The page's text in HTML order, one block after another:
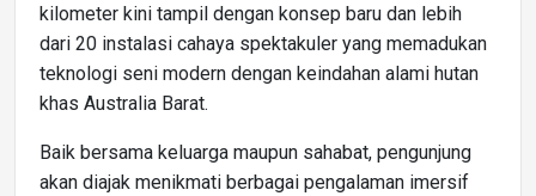
kilometer kini tampil dengan konsep baru dan lebih
dari 20 instalasi cahaya spektakuler yang memadukan
teknologi seni modern dengan keindahan alami hutan
khas Australia Barat.
Baik bersama keluarga maupun sahabat, pengunjung
akan diajak menikmati berbagai pengalaman imersif